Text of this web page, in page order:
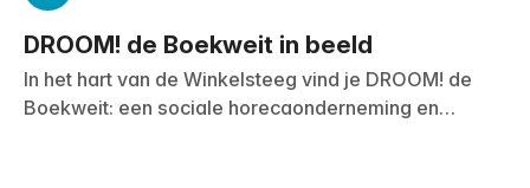
het gebouw.
DROOM! de Boekweit in beeld
In het hart van de Winkelsteeg vind je DROOM! de
Boekweit: een sociale horecaonderneming en